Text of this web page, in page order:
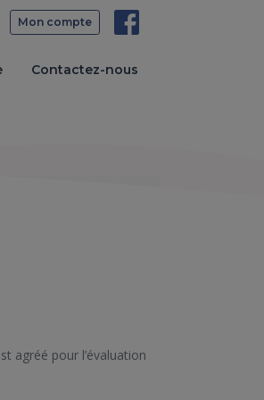
Contactez-nous
Mon compte
agréé pour l’évaluation